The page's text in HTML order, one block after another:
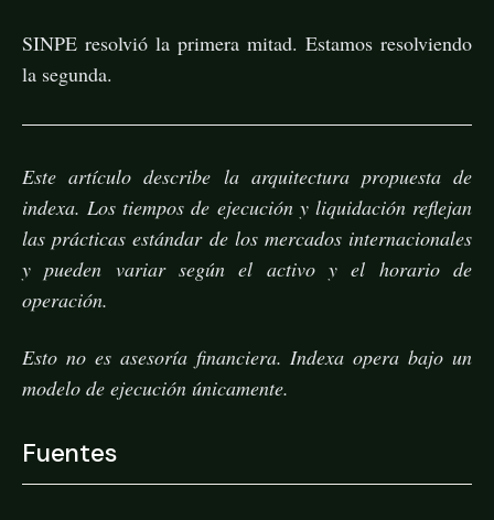
SINPE resolvió la primera mitad. Estamos resolviendo
la segunda.
Este artículo describe la arquitectura propuesta de
indexa. Los tiempos de ejecución y liquidación reflejan
las prácticas estándar de los mercados internacionales
y pueden variar según el activo y el horario de
operación.
Esto no es asesoría financiera. Indexa opera bajo un
modelo de ejecución únicamente.
Fuentes